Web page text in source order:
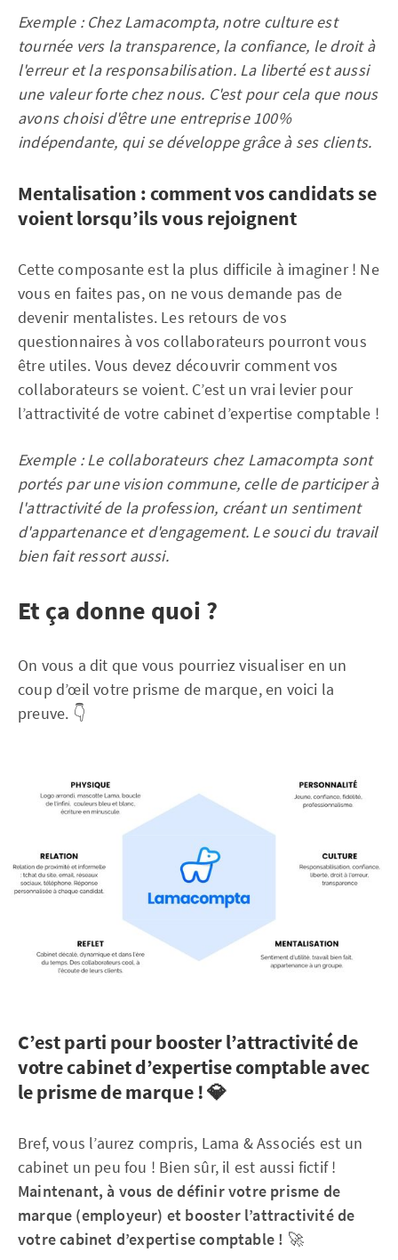
Exemple : Chez Lamacompta, notre culture est
tournée vers la transparence, la confiance, le droit à
l'erreur et la responsabilisation. La liberté est aussi
une valeur forte chez nous. C'est pour cela que nous
avons choisi d'être une entreprise 100%
indépendante, qui se développe grâce à ses clients.
Mentalisation : comment vos candidats se
voient lorsqu’ils vous rejoignent
Cette composante est la plus difficile à imaginer ! Ne
vous en faites pas, on ne vous demande pas de
devenir mentalistes. Les retours de vos
questionnaires à vos collaborateurs pourront vous
être utiles. Vous devez découvrir comment vos
collaborateurs se voient. C’est un vrai levier pour
l’attractivité de votre cabinet d’expertise comptable !
Exemple : Le collaborateurs chez Lamacompta sont
portés par une vision commune, celle de participer à
l'attractivité de la profession, créant un sentiment
d'appartenance et d'engagement. Le souci du travail
bien fait ressort aussi.
Et ça donne quoi ?
On vous a dit que vous pourriez visualiser en un
coup d’œil votre prisme de marque, en voici la
preuve. 👇
C’est parti pour booster l’attractivité de
votre cabinet d’expertise comptable avec
le prisme de marque ! 💎
Bref, vous l’aurez compris, Lama & Associés est un
cabinet un peu fou ! Bien sûr, il est aussi fictif !
Maintenant, à vous de définir votre prisme de
marque (employeur) et booster l’attractivité de
votre cabinet d’expertise comptable ! 🚀